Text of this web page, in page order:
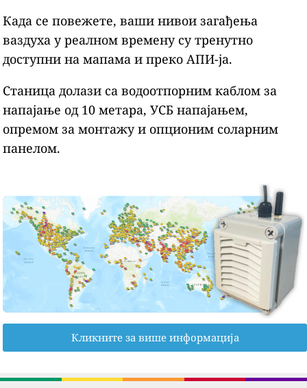
Када се повежете, ваши нивои загађења
ваздуха у реалном времену су тренутно
доступни на мапама и преко АПИ-ја.
Станица долази са водоотпорним каблом за
напајање од 10 метара, УСБ напајањем,
опремом за монтажу и опционим соларним
панелом.
Кликните за више информација